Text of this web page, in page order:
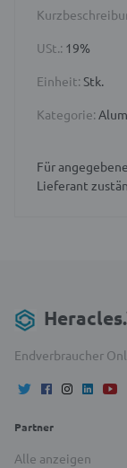
USt.: 19%
Einheit: Stk.
Kategorie:
Für
Lieferant
Endverbraucher
Partner
Alle anzeigen